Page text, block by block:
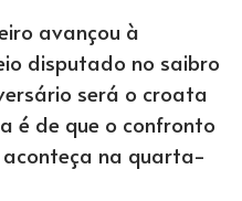
avançou à
disputado no saibro
será o croata
é de que o confronto
na quarta-